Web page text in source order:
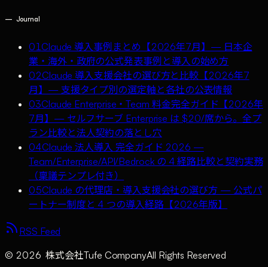
— Journal
01 Claude 導入事例まとめ【2026年7月】— 日本企
業・海外・政府の公式発表事例と導入の始め方
02Claude 導入支援会社の選び方と比較【2026年7
月】— 支援タイプ別の選定軸と各社の公表情報
03Claude Enterprise・Team 料金完全ガイド【2026年
7月】— セルフサーブ Enterprise は $20/席から。全プ
ラン比較と法人契約の落とし穴
04Claude 法人導入 完全ガイド 2026 —
Team/Enterprise/API/Bedrock の 4 経路比較と契約実務
（稟議テンプレ付き）
05Claude の代理店・導入支援会社の選び方 — 公式パ
ートナー制度と 4 つの導入経路【2026年版】
RSS Feed
© 2026 株式会社Tufe CompanyAll Rights Reserved